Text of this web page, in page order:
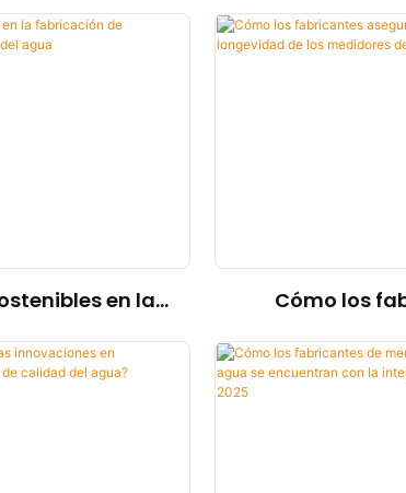
mejor opción
aplicación
en la
del agua
Cómo los
longevidad de
de calidad